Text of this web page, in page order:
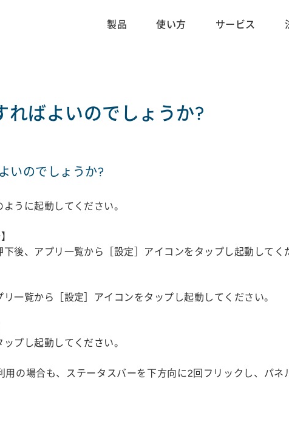
製品 使い方 サービス
ればよいのでしょうか?
いのでしょうか?
うに起動してください。
後、アプリ一覧から［設定］アイコンをタップし起動してく
一覧から［設定］アイコンをタップし起動してください。
プし起動してください。
の場合も、ステータスバーを下方向に2回フリックし、パネ